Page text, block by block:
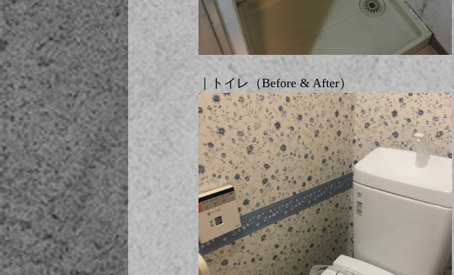
｜トイレ（Before & After）